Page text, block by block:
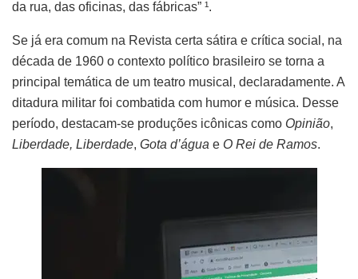
da rua, das oficinas, das fábricas” ¹.
Se já era comum na Revista certa sátira e crítica social, na
década de 1960 o contexto político brasileiro se torna a
principal temática de um teatro musical, declaradamente. A
ditadura militar foi combatida com humor e música. Desse
período, destacam-se produções icônicas como Opinião,
Liberdade, Liberdade, Gota d’água e O Rei de Ramos.